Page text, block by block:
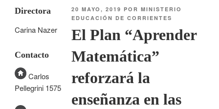
20 MAYO, 2019 PORMINISTERIO
EDUCACIÓN DE CORRIENTES
El Plan “Aprender
Matemática”
reforzará la
enseñanza en las
Directora
Carina Nazer
Contacto
Carlos
Pellegrini 1575